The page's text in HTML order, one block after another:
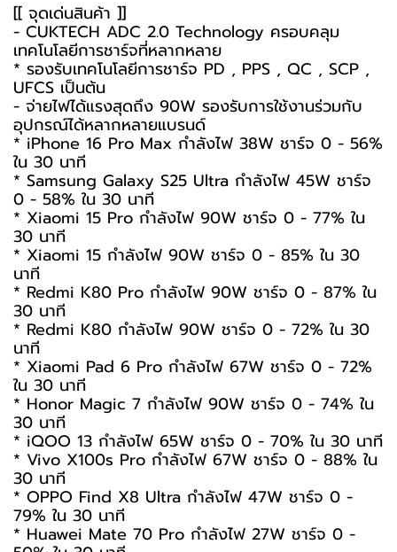
[[ จุดเด่นสินค้า ]]
- CUKTECH ADC 2.0 Technology ครอบคลุม
เทคโนโลยีการชาร์จที่หลากหลาย
* รองรับเทคโนโลยีการชาร์จ PD , PPS , QC , SCP ,
UFCS เป็นต้น
- จ่ายไฟได้แรงสุดถึง 90W รองรับการใช้งานร่วมกับ
อุปกรณ์ได้หลากหลายแบรนด์
* iPhone 16 Pro Max กำลังไฟ 38W ชาร์จ 0 - 56%
ใน 30 นาที
* Samsung Galaxy S25 Ultra กำลังไฟ 45W ชาร์จ
0 - 58% ใน 30 นาที
* Xiaomi 15 Pro กำลังไฟ 90W ชาร์จ 0 - 77% ใน
30 นาที
* Xiaomi 15 กำลังไฟ 90W ชาร์จ 0 - 85% ใน 30
นาที
* Redmi K80 Pro กำลังไฟ 90W ชาร์จ 0 - 87% ใน
30 นาที
* Redmi K80 กำลังไฟ 90W ชาร์จ 0 - 72% ใน 30
นาที
* Xiaomi Pad 6 Pro กำลังไฟ 67W ชาร์จ 0 - 72%
ใน 30 นาที
* Honor Magic 7 กำลังไฟ 90W ชาร์จ 0 - 74% ใน
30 นาที
* iQOO 13 กำลังไฟ 65W ชาร์จ 0 - 70% ใน 30 นาที
* Vivo X100s Pro กำลังไฟ 67W ชาร์จ 0 - 88% ใน
30 นาที
* OPPO Find X8 Ultra กำลังไฟ 47W ชาร์จ 0 -
79% ใน 30 นาที
* Huawei Mate 70 Pro กำลังไฟ 27W ชาร์จ 0 -